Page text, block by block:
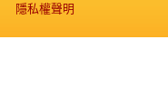
隱私權聲明